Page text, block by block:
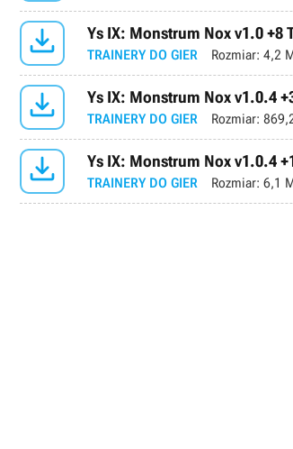
 Ys IX: Monstrum Nox v1.0 +8
TRAINERY DO GIER Rozmiar: 4,2
 Ys IX: Monstrum Nox v1.0.4
TRAINERY DO GIER Rozmiar:
 Ys IX: Monstrum Nox v1.0.4
TRAINERY DO GIER Rozmiar: 6,1